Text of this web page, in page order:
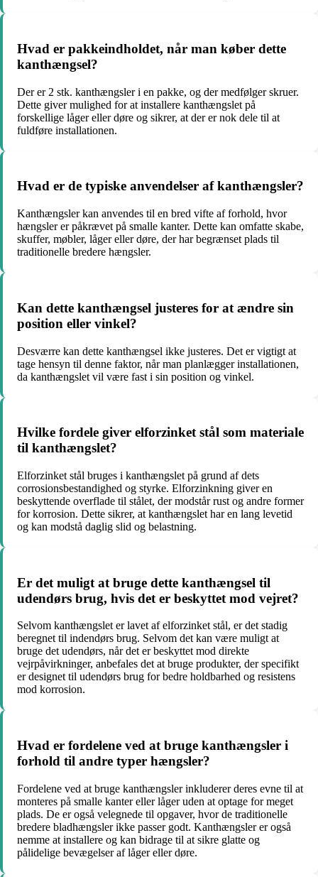
Hvad er pakkeindholdet, når man køber dette
kanthængsel?
Der er 2 stk. kanthængsler i en pakke, og der medfølger skruer.
Dette giver mulighed for at installere kanthængslet på
forskellige låger eller døre og sikrer, at der er nok dele til at
fuldføre installationen.
Hvad er de typiske anvendelser af kanthængsler?
Kanthængsler kan anvendes til en bred vifte af forhold, hvor
hængsler er påkrævet på smalle kanter. Dette kan omfatte skabe,
skuffer, møbler, låger eller døre, der har begrænset plads til
traditionelle bredere hængsler.
Kan dette kanthængsel justeres for at ændre sin
position eller vinkel?
Desværre kan dette kanthængsel ikke justeres. Det er vigtigt at
tage hensyn til denne faktor, når man planlægger installationen,
da kanthængslet vil være fast i sin position og vinkel.
Hvilke fordele giver elforzinket stål som materiale
til kanthængslet?
Elforzinket stål bruges i kanthængslet på grund af dets
corrosionsbestandighed og styrke. Elforzinkning giver en
beskyttende overflade til stålet, der modstår rust og andre former
for korrosion. Dette sikrer, at kanthængslet har en lang levetid
og kan modstå daglig slid og belastning.
Er det muligt at bruge dette kanthængsel til
udendørs brug, hvis det er beskyttet mod vejret?
Selvom kanthængslet er lavet af elforzinket stål, er det stadig
beregnet til indendørs brug. Selvom det kan være muligt at
bruge det udendørs, når det er beskyttet mod direkte
vejrpåvirkninger, anbefales det at bruge produkter, der specifikt
er designet til udendørs brug for bedre holdbarhed og resistens
mod korrosion.
Hvad er fordelene ved at bruge kanthængsler i
forhold til andre typer hængsler?
Fordelene ved at bruge kanthængsler inkluderer deres evne til at
monteres på smalle kanter eller låger uden at optage for meget
plads. De er også velegnede til opgaver, hvor de traditionelle
bredere bladhængsler ikke passer godt. Kanthængsler er også
nemme at installere og kan bidrage til at sikre glatte og
pålidelige bevægelser af låger eller døre.